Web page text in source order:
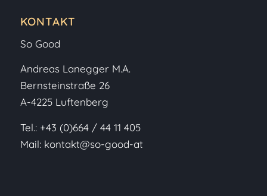
KONTAKT
So Good
Andreas Lanegger M.A.
Bernsteinstraße 26
A-4225 Luftenberg
Tel.: +43 (0)664 / 44 11 405
Mail: kontakt@so-good-at